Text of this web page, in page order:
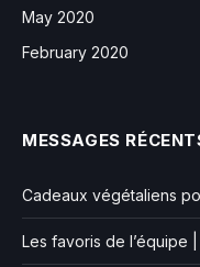
May 2020
February 2020
MESSAGES
Cadeaux végétaliens
Les favoris de l’équipe